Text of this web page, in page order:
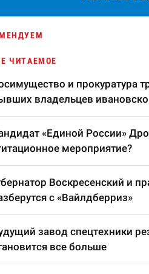
ЧИТАЕМОЕ
и прокуратура
владельцев
«Единой России»
мероприятие?
Воскресенский и
с «Вайлдберриз»
завод спецтехники
все больше